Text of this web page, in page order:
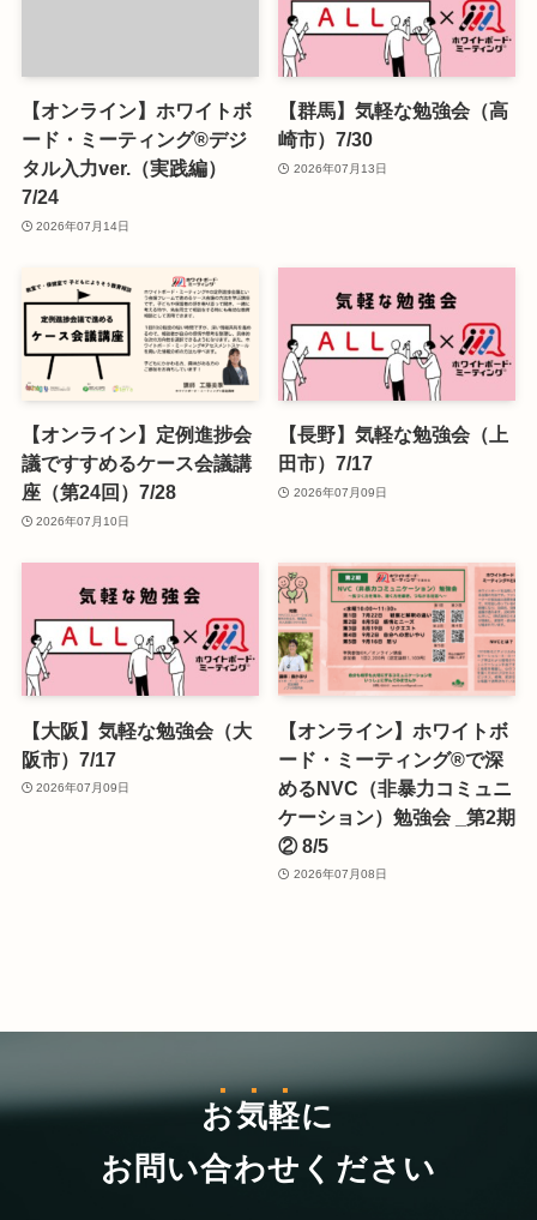
【オンライン】ホワイトボ
ード・ミーティング®デジ
タル入力ver.（実践編）
7/24
2026年07月14日
【群馬】気軽な勉強会（高
崎市）7/30
2026年07月13日
【オンライン】定例進捗会
議ですすめるケース会議講
座（第24回）7/28
2026年07月10日
【長野】気軽な勉強会（上
田市）7/17
2026年07月09日
【大阪】気軽な勉強会（大
阪市）7/17
2026年07月09日
【オンライン】ホワイトボ
ード・ミーティング®で深
めるNVC（非暴力コミュニ
ケーション）勉強会 _第2期
② 8/5
2026年07月08日
お気軽に
お問い合わせください